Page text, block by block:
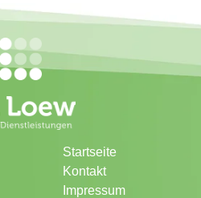
Startseite
Kontakt
Impressum